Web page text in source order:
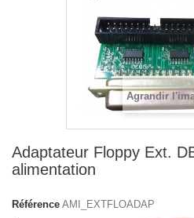
Agrandir
Adaptateur Floppy Ext.
alimentation
Référence AMI_EXTFLOADAP